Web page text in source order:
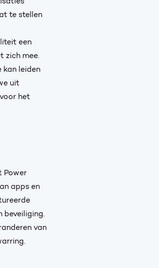
te stellen
een
zich mee.
kan leiden
uit
het
Power
apps en
beveiliging.
van